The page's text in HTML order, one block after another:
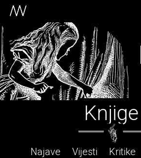
Knjige
Najave Vijesti Kritike